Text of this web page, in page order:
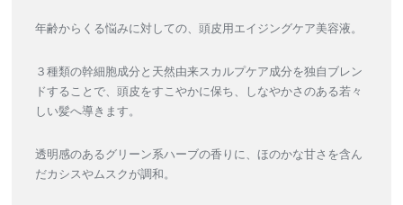
年齢からくる悩みに対しての、頭皮用エイジングケア美容液。
３種類の幹細胞成分と天然由来スカルプケア成分を独自ブレン
ドすることで、頭皮をすこやかに保ち、しなやかさのある若々
しい髪へ導きます。
透明感のあるグリーン系ハーブの香りに、ほのかな甘さを含ん
だカシスやムスクが調和。